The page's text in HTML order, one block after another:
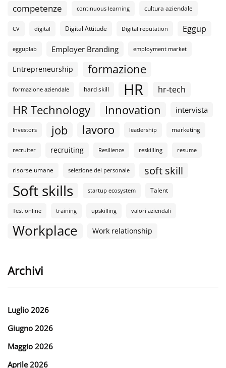
competenze continuous learning cultura aziendale
CV digital Digital Attitude Digital reputation Eggup
egguplab Employer Branding employment market
Entrepreneurship formazione
formazione aziendale hard skill HR hr-tech
HR Technology Innovation intervista
Investors job lavoro leadership marketing
recruiter recruiting Resilience reskilling resume
risorse umane selezione del personale soft skill
Soft skills startup ecosystem Talent
Test online training upskilling valori aziendali
Workplace Work relationship
Archivi
Luglio 2026
Giugno 2026
Maggio 2026
Aprile 2026